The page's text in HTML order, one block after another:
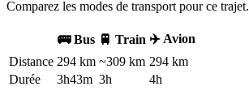
Comparez les modes de transport pour ce trajet.
🚌 Bus 🚆 Train ✈️ Avion
Distance 294 km ~309 km 294 km
Durée
3h43m 3h
4h